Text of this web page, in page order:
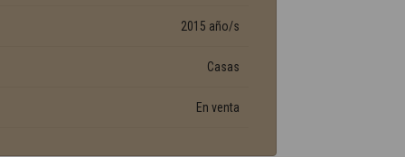
2015 año/s
Casas
En venta